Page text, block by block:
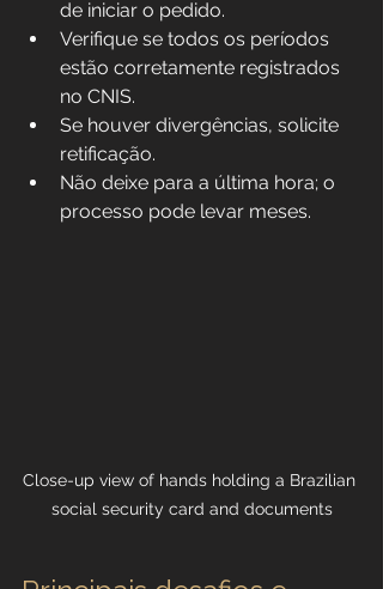
de iniciar o pedido.
Verifique se todos os períodos
estão corretamente registrados
no CNIS.
Se houver divergências, solicite
retificação.
Não deixe para a última hora; o
processo pode levar meses.
Close-up view of hands holding a Brazilian
social security card and documents